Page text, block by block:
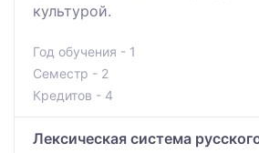
культурой.
Год обучения - 1
Семестр - 2
Кредитов - 4
Лексическая система